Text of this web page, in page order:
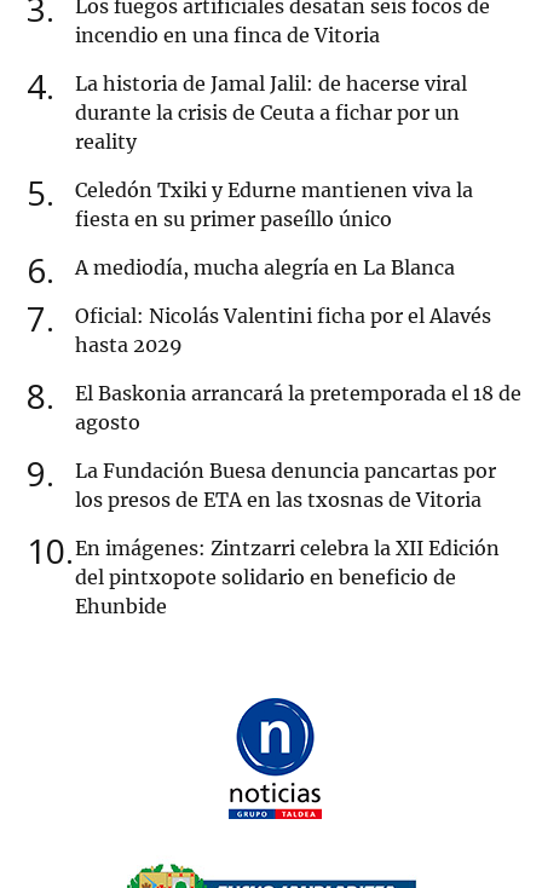
Los fuegos artificiales desatan seis focos de
incendio en una finca de Vitoria
4
La historia de Jamal Jalil: de hacerse viral
durante la crisis de Ceuta a fichar por un
reality
5
Celedón Txiki y Edurne mantienen viva la
fiesta en su primer paseíllo único
6 A mediodía, mucha alegría en La Blanca
7
Oficial: Nicolás Valentini ficha por el Alavés
hasta 2029
8
El Baskonia arrancará la pretemporada el 18 de
agosto
9
La Fundación Buesa denuncia pancartas por
los presos de ETA en las txosnas de Vitoria
10 En imágenes: Zintzarri celebra la XII Edición
del pintxopote solidario en beneficio de
Ehunbide